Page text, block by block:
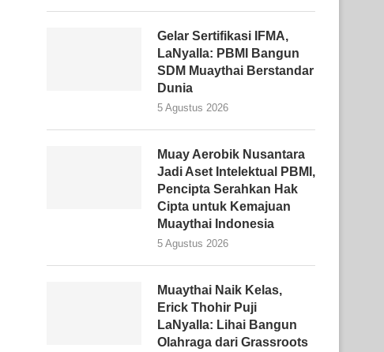
Gelar Sertifikasi IFMA,
LaNyalla: PBMI Bangun
SDM Muaythai Berstandar
Dunia
5 Agustus 2026
Muay Aerobik Nusantara
Jadi Aset Intelektual PBMI,
Pencipta Serahkan Hak
Cipta untuk Kemajuan
Muaythai Indonesia
5 Agustus 2026
Muaythai Naik Kelas,
Erick Thohir Puji
LaNyalla: Lihai Bangun
Olahraga dari Grassroots